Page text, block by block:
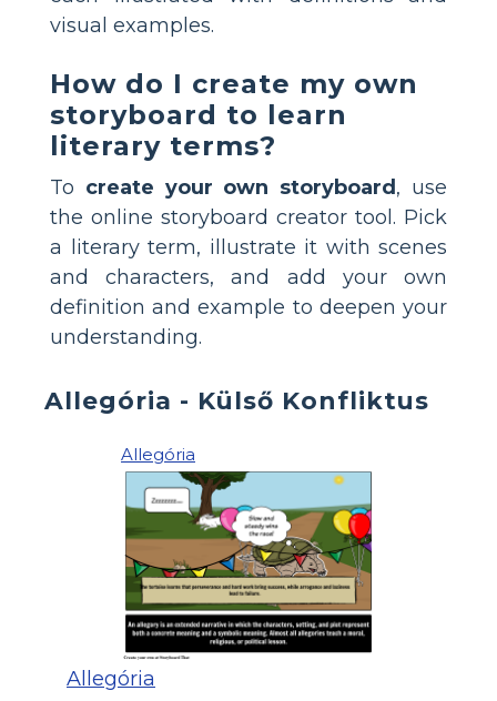
visual examples.
How do I create my own
storyboard to learn
literary terms?
To create your own storyboard , use
the online storyboard creator tool. Pick
a literary term, illustrate it with scenes
and characters, and add your own
definition and example to deepen your
understanding.
Allegória - Külső Konfliktus
Allegória
Allegória